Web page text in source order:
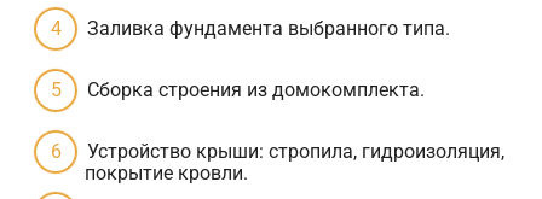
Заливка фундамента выбранного типа.
Сборка строения из домокомплекта.
Устройство крыши: стропила, гидроизоляция,
покрытие кровли.